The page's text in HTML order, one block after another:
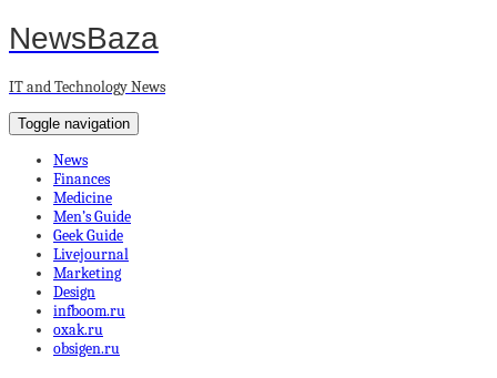
NewsBaza
IT and Technology News
Toggle navigation
News
Finances
Medicine
Men’s Guide
Geek Guide
Livejournal
Marketing
Design
infboom.ru
oxak.ru
obsigen.ru